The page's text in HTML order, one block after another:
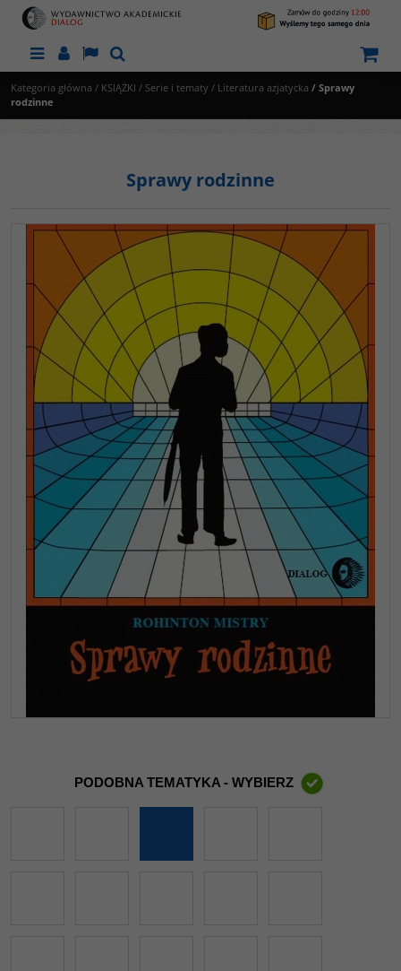
MenuPanelLangSzukaj
Kategoria główna / KSIĄŻKI / Serie i tematy / Literatura azjatycka / Sprawy
rodzinne
Sprawy rodzinne
PODOBNA TEMATYKA - WYBIERZ